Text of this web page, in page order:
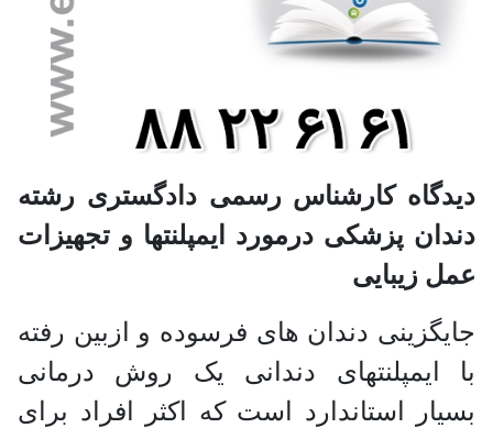
دیدگاه کارشناس رسمی دادگستری رشته
دندان پزشکی درمورد ایمپلنتها و تجهیزات
عمل زیبایی
جایگزینی دندان های فرسوده و ازبین رفته
با ایمپلنتهای دندانی یک روش درمانی
بسیار استاندارد است که اکثر افراد برای